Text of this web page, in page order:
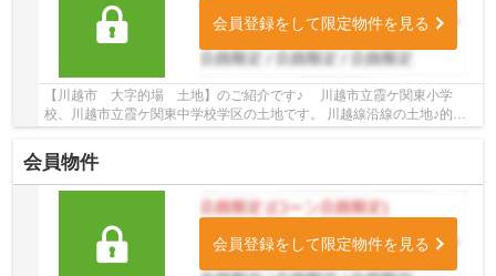
会員登録をして限定物件を見る
【川越市 大字的場 土地】のご紹介です♪ 川越市立霞ケ関東小学
校、川越市立霞ケ関東中学校学区の土地です。 川越線沿線の土地♪的場
駅徒歩11分の土地です。 お気軽にトゥルーズホー...
会員物件
会員登録をして限定物件を見る